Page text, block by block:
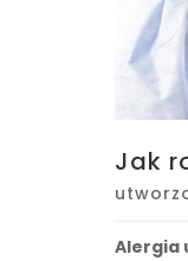
Jak
Alergia